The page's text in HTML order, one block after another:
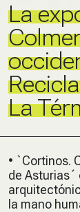
La
La
• `Cortinos.
de
la mano